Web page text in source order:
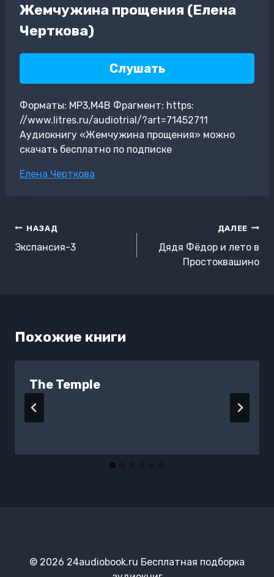
Жемчужина прощения (Елена
Черткова)
Слушать
Форматы: MP3,M4B Фрагмент: https:
//www.litres.ru/audiotrial/?art=71452711
Аудиокнигу «Жемчужина прощения» можно
скачать бесплатно по подписке
Метки
Елена Черткова
Навигация
по
НАЗАД
Экспансия-3
ДАЛЕЕ
Дядя Фёдор и лето в
Простоквашино
Похожие книги
The Temple
© 2026 24audiobook.ru Бесплатная подборка